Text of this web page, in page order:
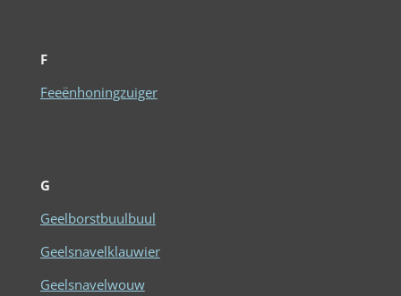
F
Feeënhoningzuiger
G
Geelborstbuulbuul
Geelsnavelklauwier
Geelsnavelwouw